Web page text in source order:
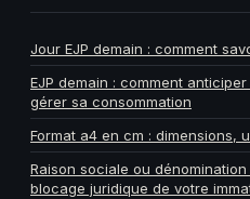
Jour EJP demain : comment
EJP demain : comment
gérer sa consommation
Format a4 en cm : dimensions,
Raison sociale ou
blocage juridique de votre